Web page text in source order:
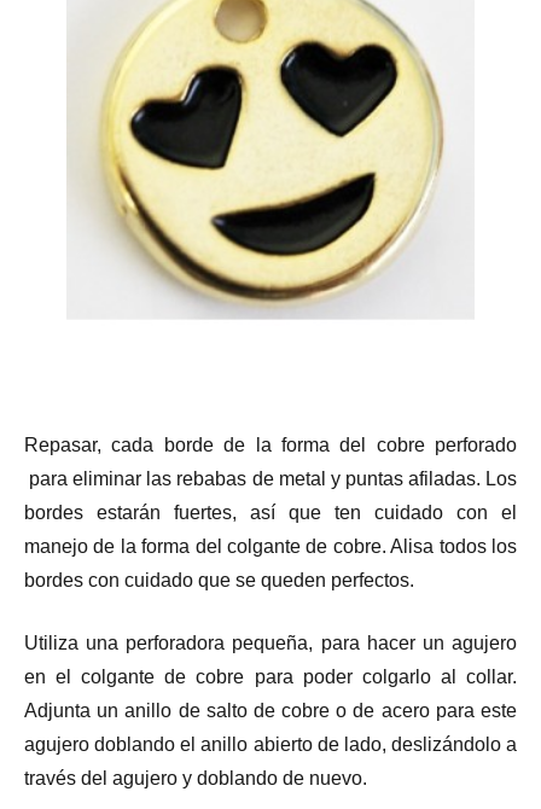
Repasar, cada borde de la forma del cobre perforado
para eliminar las rebabas de metal y puntas afiladas. Los
bordes estarán fuertes, así que ten cuidado con el
manejo de la forma del colgante de cobre.Alisa todos los
bordes con cuidado que se queden perfectos.
Utiliza una perforadora pequeña, para hacer un agujero
en el colgante de cobre para poder colgarlo al collar.
Adjunta un anillo de salto de cobre o de acero para este
agujero doblando el anillo abierto de lado, deslizándolo a
través del agujero y doblando de nuevo.